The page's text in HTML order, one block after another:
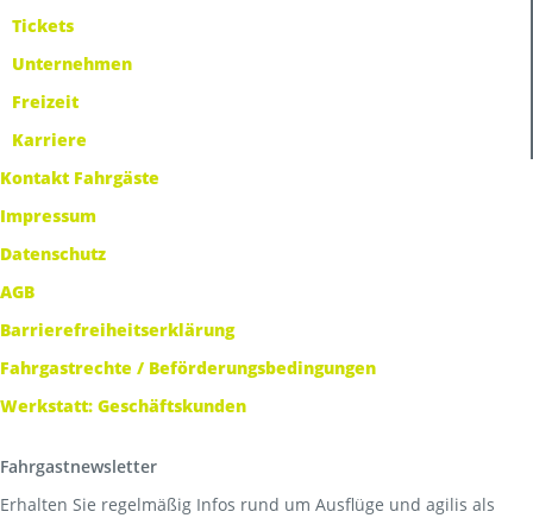
Tickets
Unternehmen
Freizeit
Karriere
Kontakt Fahrgäste
Impressum
Datenschutz
AGB
Barrierefreiheitserklärung
Fahrgastrechte / Beförderungsbedingungen
Werkstatt: Geschäftskunden
Fahrgastnewsletter
Erhalten Sie regelmäßig Infos rund um Ausflüge und agilis als